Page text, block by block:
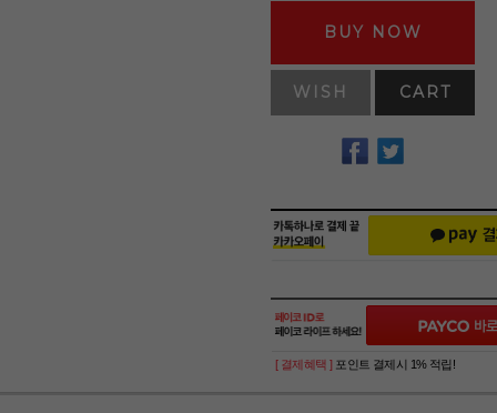
BUY NOW
WISH CART
[ 결제혜택 ] 포인트 결제시 1% 적립!